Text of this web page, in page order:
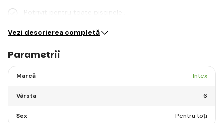
Potrivit pentru toate piscinele…
Vezi descrierea completă
Parametrii
Marcă Intex
Vârsta 6
Sex Pentru toți